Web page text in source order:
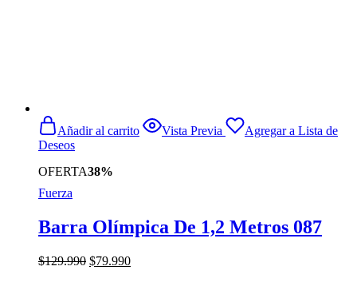
OFERTA38%
Añadir al carrito Vista Previa
Agregar a Lista de
Deseos
Fuerza
Barra Olímpica De 1,2 Metros 087
$129.990 El
$79.990El